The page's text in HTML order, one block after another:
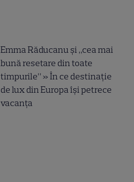
Emma Răducanu și „cea mai
bună resetare din toate
timpurile” » În ce destinație
de lux din Europa își petrece
vacanța